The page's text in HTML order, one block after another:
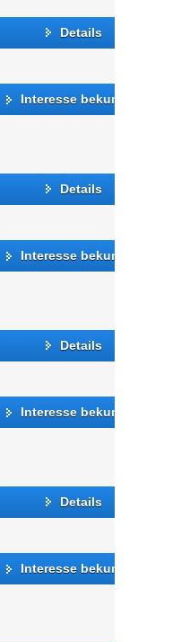
Details
Interesse bekunden
Details
Interesse bekunden
Details
Interesse bekunden
Details
Interesse bekunden